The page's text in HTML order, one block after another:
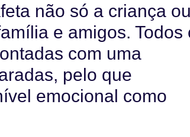
não só a criança
e amigos. Todos
com uma
pelo que
emocional como